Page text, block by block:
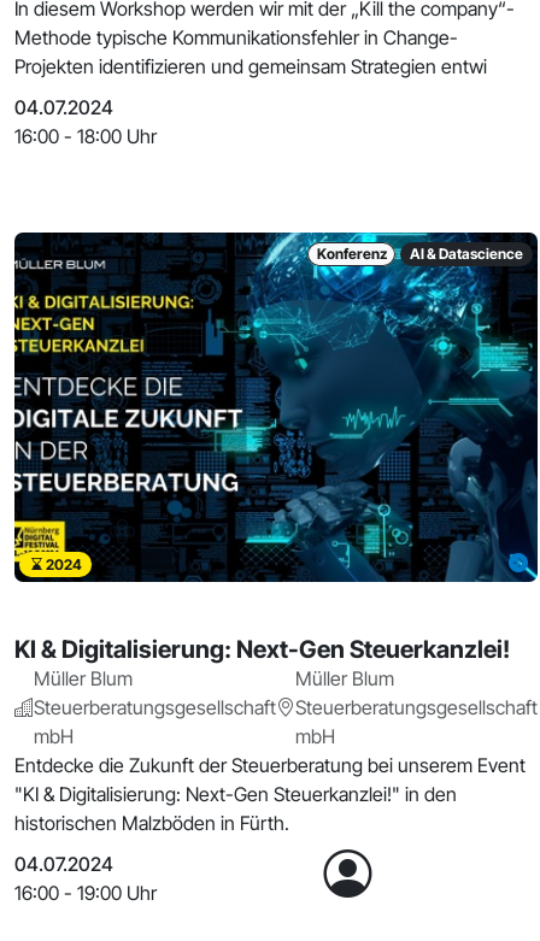
In diesem Workshop werden wir mit der „Kill the company“-
Methode typische Kommunikationsfehler in Change-
Projekten identifizieren und gemeinsam Strategien entwi
04.07.2024
16:00 - 18:00 Uhr
Konferenz AI & Datascience
2024
KI & Digitalisierung: Next-Gen Steuerkanzlei!
Müller Blum
Steuerberatungsgesellschaft
mbH
Müller Blum
Steuerberatungsgesellschaft
mbH
Entdecke die Zukunft der Steuerberatung bei unserem Event
"KI & Digitalisierung: Next-Gen Steuerkanzlei!" in den
historischen Malzböden in Fürth.
04.07.2024
16:00 - 19:00 Uhr